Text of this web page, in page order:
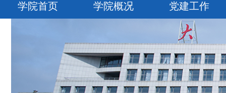
学院首页 学院概况 党建工作